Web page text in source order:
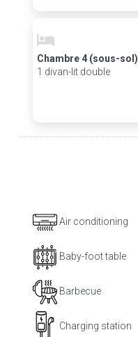
Chambre 4 (sous-sol)
1 divan-lit double
Air conditioning
Baby-foot table
Barbecue
Charging station